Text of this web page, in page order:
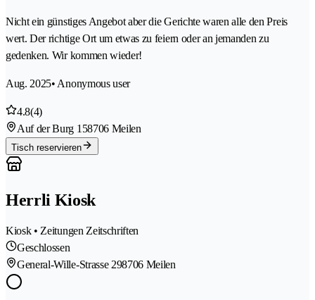
Nicht ein günstiges Angebot aber die Gerichte waren alle den Preis
wert. Der richtige Ort um etwas zu feiern oder an jemanden zu
gedenken. Wir kommen wieder!
Aug. 2025• Anonymous user
4.8(4)
Auf der Burg 158706 Meilen
Tisch reservieren
Herrli Kiosk
Kiosk • Zeitungen Zeitschriften
Geschlossen
General-Wille-Strasse 298706 Meilen